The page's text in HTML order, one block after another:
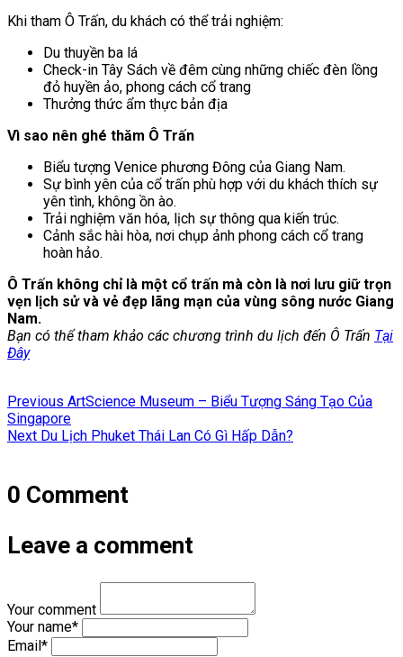
Khi tham Ô Trấn, du khách có thể trải nghiệm:
Du thuyền ba lá
Check-in Tây Sách về đêm cùng những chiếc đèn lồng
đỏ huyền ảo, phong cách cổ trang
Thưởng thức ẩm thực bản địa
Vì sao nên ghé thăm Ô Trấn
Biểu tượng Venice phương Đông của Giang Nam.
Sự bình yên của cổ trấn phù hợp với du khách thích sự
yên tình, không ồn ào.
Trải nghiệm văn hóa, lịch sự thông qua kiến trúc.
Cảnh sắc hài hòa, nơi chụp ảnh phong cách cổ trang
hoàn hảo.
Ô Trấn không chỉ là một cổ trấn mà còn là nơi lưu giữ trọn
vẹn lịch sử và vẻ đẹp lãng mạn của vùng sông nước Giang
Nam.
Bạn có thể tham khảo các chương trình du lịch đến Ô Trấn Tại
Đây
Điều
hướng
bài
Previous Previous
post:
ArtScience Museum – Biểu Tượng Sáng Tạo Của
Singapore
Next Next
Du Lịch Phuket Thái Lan Có Gì Hấp Dẫn?
0 Comment
Leave a comment
Your comment
Your name*
Email*